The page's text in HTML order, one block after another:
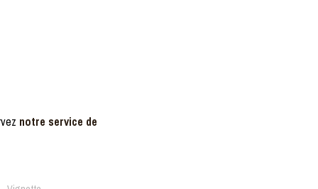
notre service de